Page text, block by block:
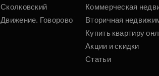
Сколковский
Движение. Говорово
Коммерческая
Вторичная
Купить квартиру
Акции и скидки
Статьи